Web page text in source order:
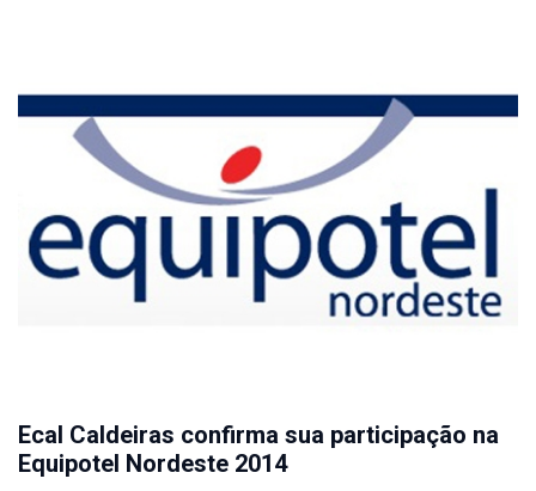
Ecal Caldeiras confirma sua participação na
Equipotel Nordeste 2014